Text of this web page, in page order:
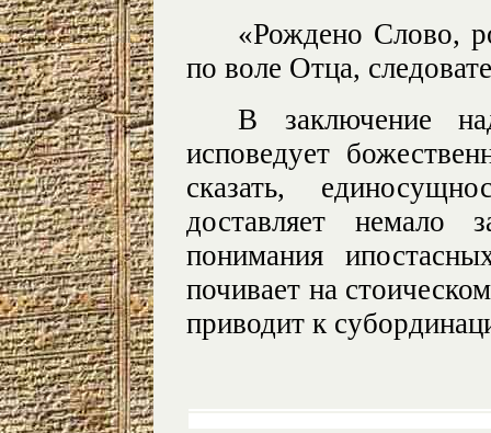
«Рождено Слово,
по воле Отца,
В заключение
исповедует
сказать,
доставляет немало
понимания
почивает на
приводит к